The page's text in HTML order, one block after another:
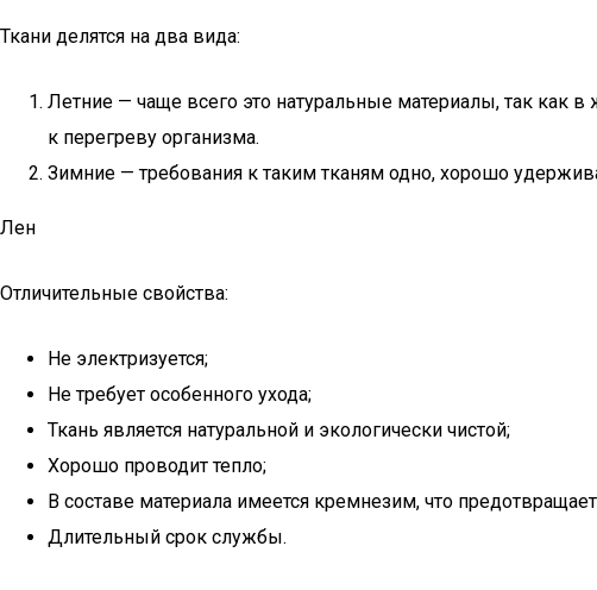
Ткани делятся на два вида:
Летние — чаще всего это натуральные материалы, так как
к перегреву организма.
Зимние — требования к таким тканям одно, хорошо
Лен
Отличительные свойства:
Не электризуется;
Не требует особенного ухода;
Ткань является натуральной и экологически чистой;
Хорошо проводит тепло;
В составе материала имеется кремнезим, что
Длительный срок службы.